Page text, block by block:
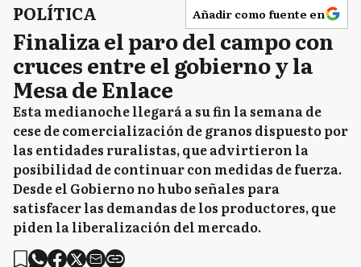
POLÍTICA Añadir como fuente en
Finaliza el paro del campo con
cruces entre el gobierno y la
Mesa de Enlace
Esta medianoche llegará a su fin la semana de
cese de comercialización de granos dispuesto por
las entidades ruralistas, que advirtieron la
posibilidad de continuar con medidas de fuerza.
Desde el Gobierno no hubo señales para
satisfacer las demandas de los productores, que
piden la liberalización del mercado.